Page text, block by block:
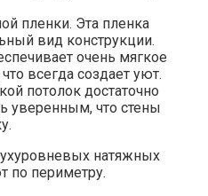
пленки. Эта пленка
вид конструкции.
очень мягкое
всегда создает уют.
потолок достаточно
уверенным, что стены
натяжных
по периметру.